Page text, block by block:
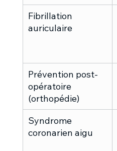
Fibrillation
auriculaire
Prévention post-
opératoire
(orthopédie)
Syndrome
coronarien aigu